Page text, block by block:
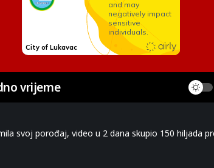
vrijeme
svoj porođaj, video u 2 dana skupio 150 hiljada